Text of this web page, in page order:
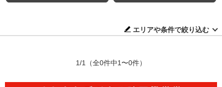
エリアや条件で絞り込む
1/1 （全0件中1〜0件）